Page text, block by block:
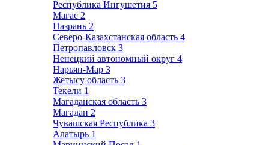
Республика Ингушетия 5
Магас 2
Назрань 2
Северо-Казахстанская область 4
Петропавловск 3
Ненецкий автономный округ 4
Нарьян-Мар 3
Жетысу область 3
Текели 1
Магаданская область 3
Магадан 2
Чувашская Республика 3
Алатырь 1